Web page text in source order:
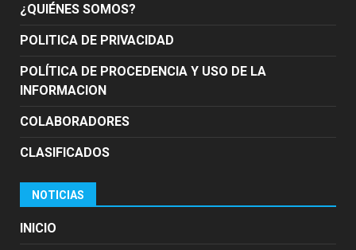
¿QUIÉNES SOMOS?
POLITICA DE PRIVACIDAD
POLÍTICA DE PROCEDENCIA Y USO DE LA
INFORMACION
COLABORADORES
CLASIFICADOS
NOTICIAS
INICIO